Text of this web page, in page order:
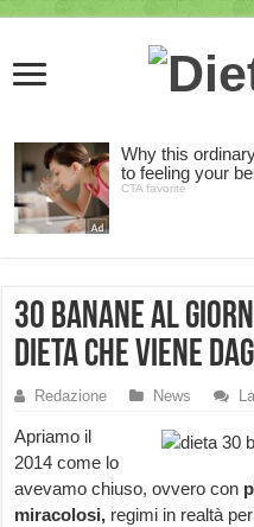
30 banane al
dieta che viene
Redazione News
Apriamo il
2014 come lo
avevamo chiuso, ovvero con
miracolosi, regimi in realtà